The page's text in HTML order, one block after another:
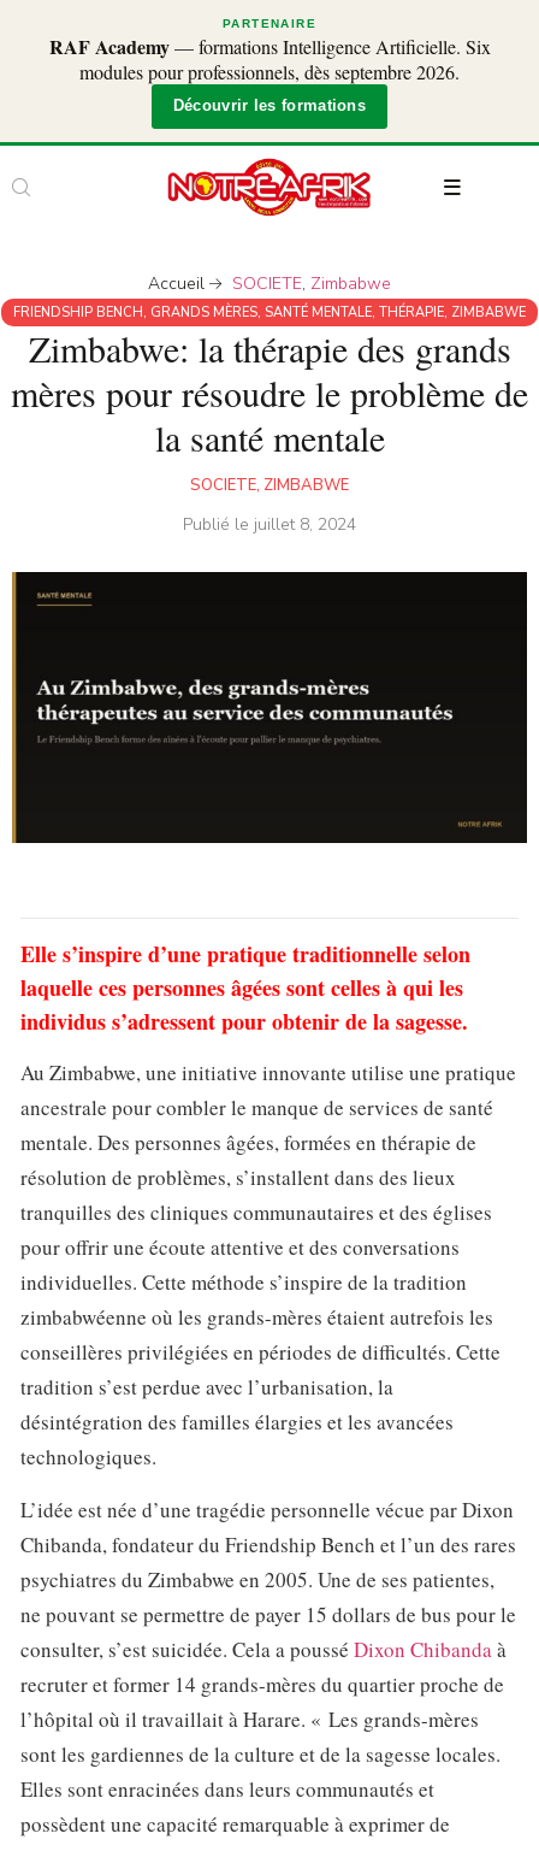
PARTENAIRE
RAF Academy— formations Intelligence Artificielle. Six
modules pour professionnels, dès septembre 2026.
Découvrir les formations
Accueil SOCIETE, Zimbabwe
FRIENDSHIP BENCH, GRANDS MÈRES, SANTÉ MENTALE, THÉRAPIE, ZIMBABWE
Zimbabwe: la thérapie des grands
mères pour résoudre le problème de
la santé mentale
SOCIETE, ZIMBABWE
Publié le juillet 8, 2024
Elle s’inspire d’une pratique traditionnelle selon
laquelle ces personnes âgées sont celles à qui les
individus s’adressent pour obtenir de la sagesse.
Au Zimbabwe, une initiative innovante utilise une pratique
ancestrale pour combler le manque de services de santé
mentale. Des personnes âgées, formées en thérapie de
résolution de problèmes, s’installent dans des lieux
tranquilles des cliniques communautaires et des églises
pour offrir une écoute attentive et des conversations
individuelles. Cette méthode s’inspire de la tradition
zimbabwéenne où les grands-mères étaient autrefois les
conseillères privilégiées en périodes de difficultés. Cette
tradition s’est perdue avec l’urbanisation, la
désintégration des familles élargies et les avancées
technologiques.
L’idée est née d’une tragédie personnelle vécue par Dixon
Chibanda, fondateur du Friendship Bench et l’un des rares
psychiatres du Zimbabwe en 2005. Une de ses patientes,
ne pouvant se permettre de payer 15 dollars de bus pour le
consulter, s’est suicidée. Cela a poussé Dixon Chibandaà
recruter et former 14 grands-mères du quartier proche de
l’hôpital où il travaillait à Harare. « Les grands-mères
sont les gardiennes de la culture et de la sagesse locales.
Elles sont enracinées dans leurs communautés et
possèdent une capacité remarquable à exprimer de